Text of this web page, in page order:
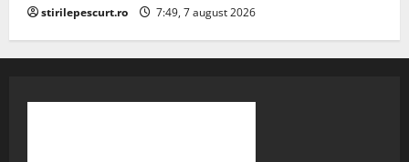
stirilepescurt.ro 7:49, 7 august 2026